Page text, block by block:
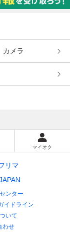
カメラ
マイオク
リマ
ンター
イドライン
いて
わせ